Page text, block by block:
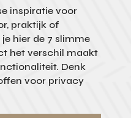
inspiratie voor
praktijk of
hier de 7 slimme
het verschil maakt
Denk
voor privacy